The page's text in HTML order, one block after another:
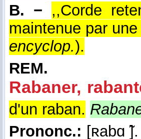
B. − ,,Corde
maintenue par
encyclop.).
REM.
Rabaner,
d'un raban.
Prononc.: [ʀabɑ